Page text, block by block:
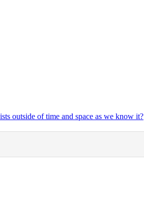
outside of time and space as we know it?